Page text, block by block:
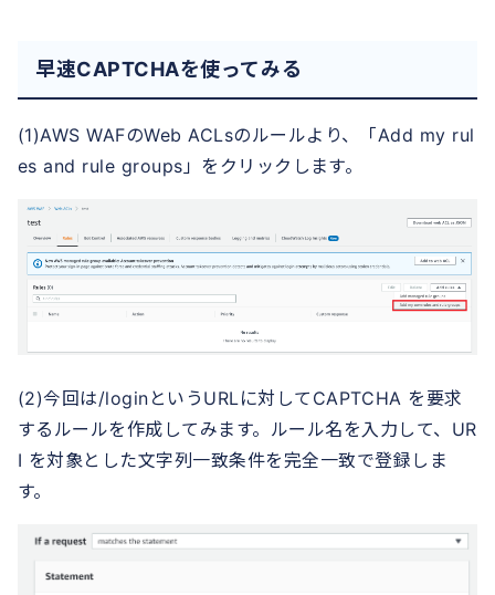
早速CAPTCHAを使ってみる
(1)AWS WAFのWeb ACLsのルールより、「Add my rul
es and rule groups」をクリックします。
(2)今回は/loginというURLに対してCAPTCHA を要求
するルールを作成してみます。ルール名を入力して、UR
I を対象とした文字列一致条件を完全一致で登録しま
す。